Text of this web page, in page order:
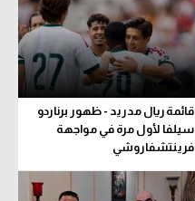
قائمة ريال مدريد - ظهور برناردو
سيلفا لأول مرة في مواجهة
فرينتشفاروشي